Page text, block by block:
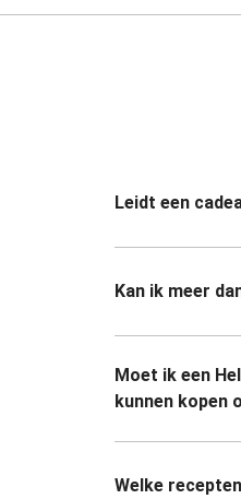
Leidt een
Kan ik meer
Moet ik een
kunnen kopen
Welke